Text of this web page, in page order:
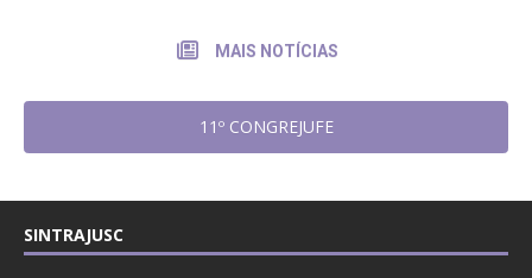
MAIS NOTÍCIAS
11º CONGREJUFE
SINTRAJUSC